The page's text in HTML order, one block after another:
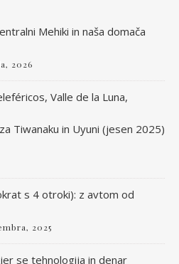
Mehiki in naša domača
2026
Valle de la Luna,
Tiwanaku in Uyuni (jesen 2025)
s 4 otroki): z avtom od
2025
se tehnologija in denar